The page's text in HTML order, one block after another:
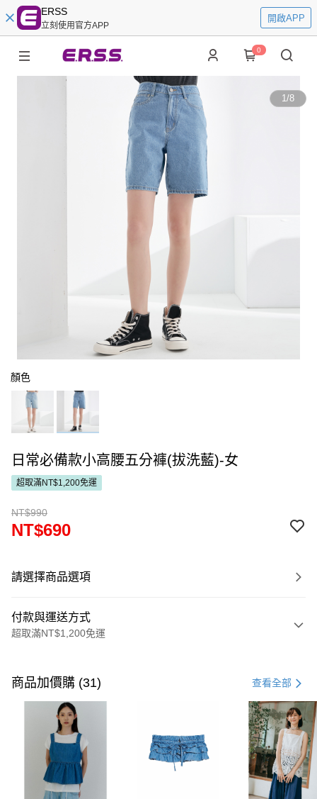
ERSS
立刻使用官方APP
開啟APP
0
1/8
顏色
日常必備款小高腰五分褲(拔洗藍)-女
超取滿NT$1,200免運
NT$990
NT$690
請選擇商品選項
付款與運送方式
超取滿NT$1,200免運
信用卡一次付款
超商取貨付款
LINE Pay
Apple Pay
街口支付
商品加價購 (31) 查看全部